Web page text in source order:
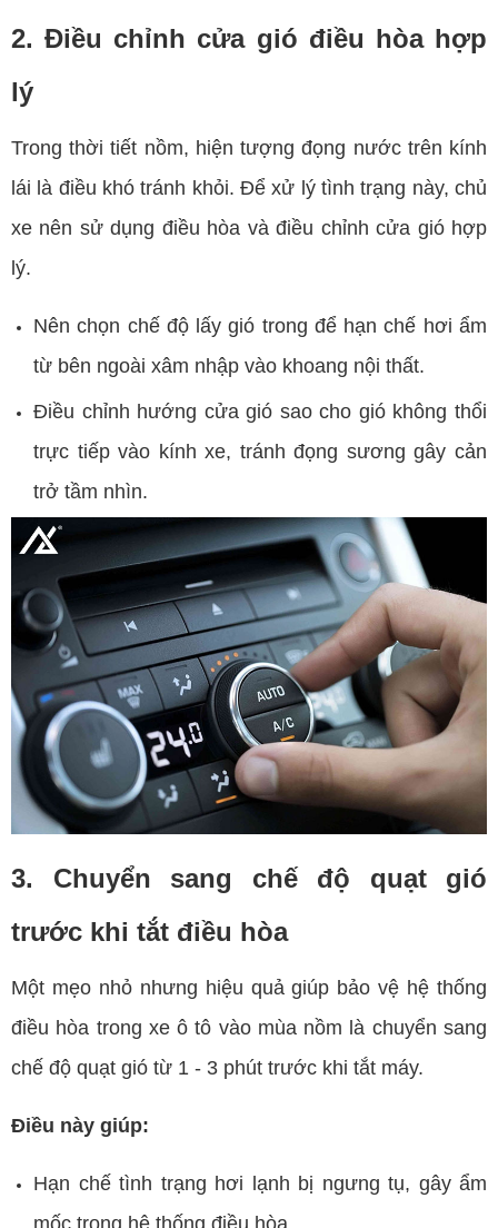
2. Điều chỉnh cửa gió điều hòa hợp
lý
Trong thời tiết nồm, hiện tượng đọng nước trên kính
lái là điều khó tránh khỏi. Để xử lý tình trạng này, chủ
xe nên sử dụng điều hòa và điều chỉnh cửa gió hợp
lý.
Nên chọn chế độ lấy gió trong để hạn chế hơi ẩm
từ bên ngoài xâm nhập vào khoang nội thất.
Điều chỉnh hướng cửa gió sao cho gió không thổi
trực tiếp vào kính xe, tránh đọng sương gây cản
trở tầm nhìn.
3. Chuyển sang chế độ quạt gió
trước khi tắt điều hòa
Một mẹo nhỏ nhưng hiệu quả giúp bảo vệ hệ thống
điều hòa trong xe ô tô vào mùa nồm là chuyển sang
chế độ quạt gió từ 1 - 3 phút trước khi tắt máy.
Điều này giúp:
Hạn chế tình trạng hơi lạnh bị ngưng tụ, gây ẩm